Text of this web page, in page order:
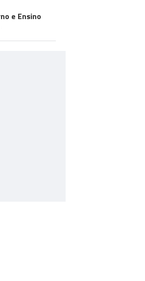
e Ensino